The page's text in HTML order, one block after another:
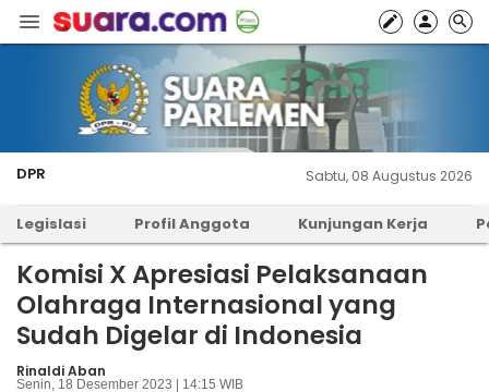
DPR Sabtu, 08 Augustus 2026
Legislasi Profil Anggota Kunjungan Kerja
Komisi X Apresiasi Pelaksanaan
Olahraga Internasional yang
Sudah Digelar di Indonesia
Rinaldi Aban
Senin, 18 Desember 2023 | 14:15 WIB